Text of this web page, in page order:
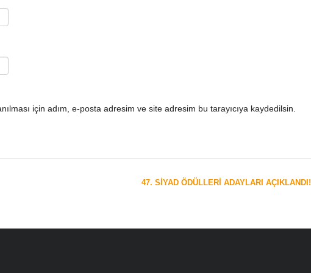
için adım, e-posta adresim ve site adresim bu tarayıcıya kaydedilsin.
47. SIYAD ÖDÜLLERI ADAYLARI AÇIKLANDI!